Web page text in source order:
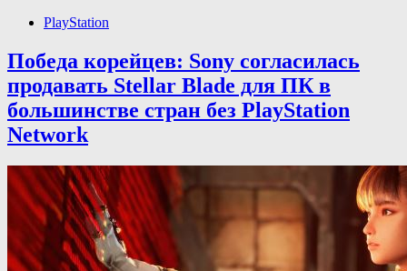
PlayStation
Победа корейцев: Sony согласилась
продавать Stellar Blade для ПК в
большинстве стран без PlayStation
Network